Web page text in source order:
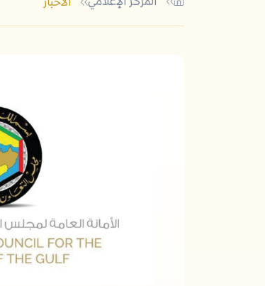
أكثر الكلمات الشائعة في البحث